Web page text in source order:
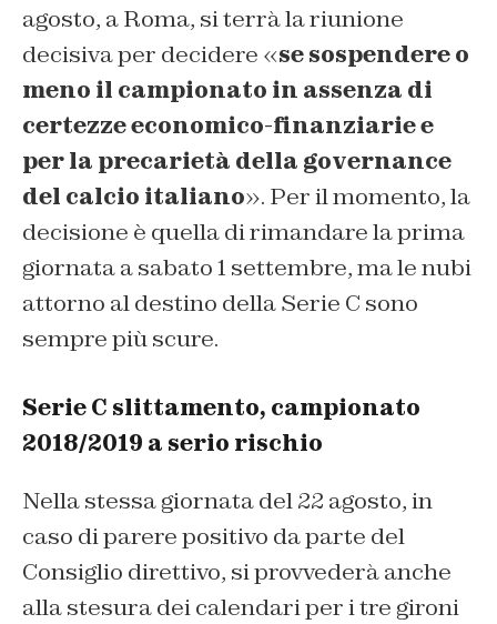
agosto, a Roma, si terrà la riunione
decisiva per decidere «se sospendere o
meno il campionato in assenza di
certezze economico-finanziarie e
per la precarietà della governance
del calcio italiano». Per il momento, la
decisione è quella di rimandare la prima
giornata a sabato 1 settembre, ma le nubi
attorno al destino della Serie C sono
sempre più scure.
Serie C slittamento, campionato
2018/2019 a serio rischio
Nella stessa giornata del 22 agosto, in
caso di parere positivo da parte del
Consiglio direttivo, si provvederà anche
alla stesura dei calendari per i tre gironi